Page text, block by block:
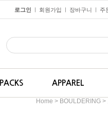
로그인 ㅣ 회원가입 ㅣ 장바구니 ㅣ 주
PACKS APPAREL
Home > BOULDERING >